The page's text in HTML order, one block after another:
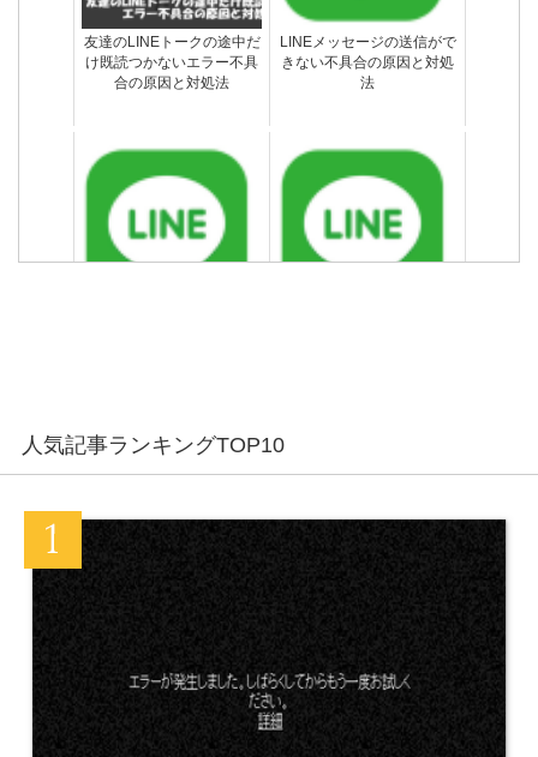
LINEのメッセージ送信や動
きが遅い時の原因と対処法
機内モード設定中の着信は
どうなる？LINE通話や電話
は使える？
通知設定ONなのに…LINE
の通知がこない不具合の原
因と対処法まとめ
機種変更でバックアップ保
存したLINEトーク履歴を復
元する方法
LINEで1分以上の長い容量
オーバーの動画を送信する
LINEプリペイドカードのチ
ャージができない？使えな
友達のLINEトークの途中だ
け既読つかないエラー不具
合の原因と対処法
LINEメッセージの送信がで
きない不具合の原因と対処
法
LINEブロック解除する方
法・解除したら友達に通知
される？どうなる？
急に友達のLINEトークが消
えたらブロックされたって
こと？
人気記事ランキングTOP10